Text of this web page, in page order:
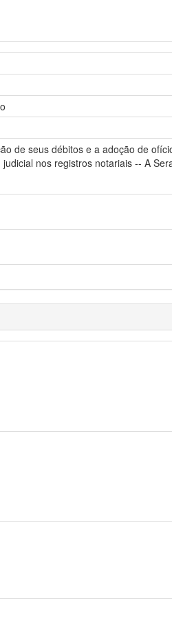
de seus débitos e a adoção de
nos registros notariais -- A